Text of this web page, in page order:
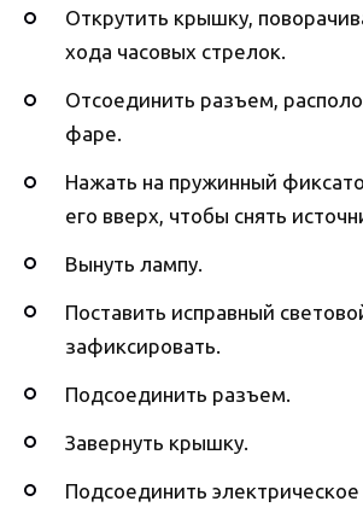
Открутить крышку,
хода часовых стрелок.
Отсоединить разъем,
фаре.
Нажать на пружинный
его вверх, чтобы снять
Вынуть лампу.
Поставить исправный
зафиксировать.
Подсоединить разъем.
Завернуть крышку.
Подсоединить электрическое